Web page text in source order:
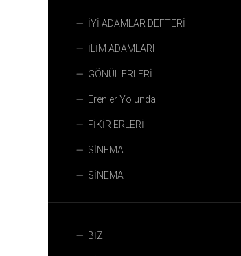
İYİ ADAMLAR DEFTERİ
İLİM ADAMLARI
GÖNÜL ERLERİ
Erenler Yolunda
FİKİR ERLERİ
SİNEMA
SİNEMA
BİZ